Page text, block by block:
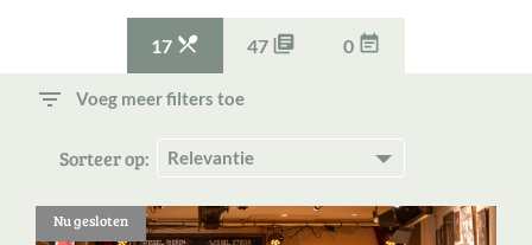
17  47  0 
filter_list Voeg meer filters toe
Sorteer op:
Nu gesloten